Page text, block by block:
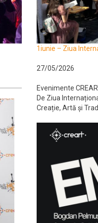
1iunie – Ziua
27/05/2026
Evenimente
De Ziua
Creație, Artă și